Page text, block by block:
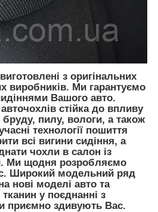
з оригінальних
виробників. Ми гарантуємо
Вашого авто.
стійка до впливу
пилу, вологи, а також
технології пошиття
всі вигини сидіння, а
чохли в салон із
Ми щодня розробляємо
Широкий модельний ряд
нові моделі авто та
у поєднанні з
приємно здивують Вас.